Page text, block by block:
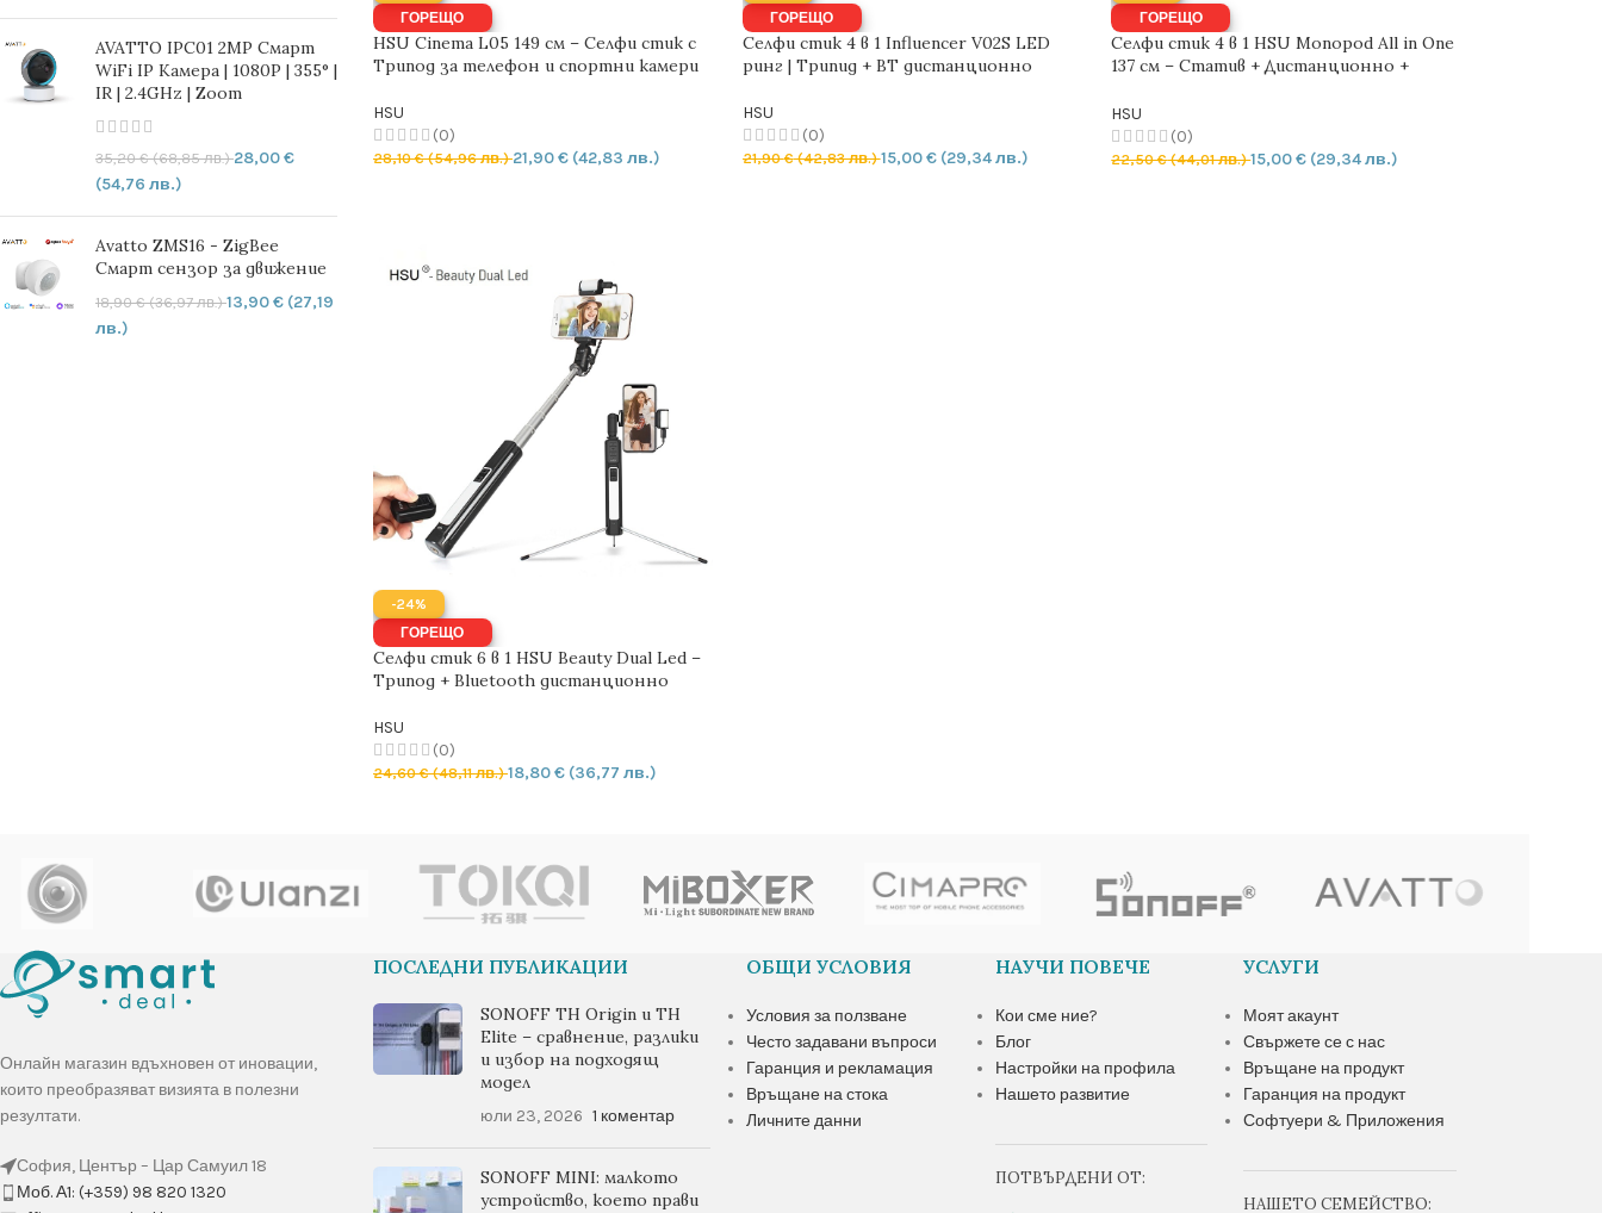
AVATTO IPC01 2MP Смарт
WiFi IP Камера | 1080P | 355° |
IR | 2.4GHz | Zoom
35,20€(68,85 лв.)28,00€
(54,76 лв.)
Avatto ZMS16 - ZigBee
Смарт сензор за движение
18,90€(36,97 лв.)13,90€ (27,19
лв.)
ГОРЕЩО
HSU Cinema L05 149 см – Селфи стик с
Трипод за телефон и спортни камери
HSU
(0)
28,10€(54,96 лв.)21,90€(42,83 лв.)
ГОРЕЩО
Селфи стик 4 в 1 Influencer V02S LED
ринг | Трипид + BT дистанционно
HSU
(0)
21,90€(42,83 лв.)15,00€(29,34 лв.)
ГОРЕЩО
Селфи стик 4 в 1 HSU Monopod All in One
137 см – Статив + Дистанционно +
HSU
(0)
22,50€(44,01 лв.)15,00€ (29,34 лв.)
-24%
ГОРЕЩО
Селфи стик 6 в 1 HSU Beauty Dual Led –
Tрипoд + Bluetooth дистанционно
HSU
(0)
24,60€(48,11 лв.)18,80€(36,77 лв.)
Онлайн магазин вдъхновен от иновации,
които преобразяват визията в полезни
резултати.
София, Център – Цар Самуил 18
Моб. А1: (+359) 98 820 1320
ПОСЛЕДНИ ПУБЛИКАЦИИ
SONOFF TH Origin и TH
Elite – сравнение, разлики
и избор на подходящ
модел
юли 23, 2026 1 коментар
SONOFF MINI: малкото
устройство, което прави
ОБЩИ УСЛОВИЯ
Условия за ползване
Често задавани въпроси
Гаранция и рекламация
Връщане на стока
Личните данни
НАУЧИ ПОВЕЧЕ
Кои сме ние?
Блог
Настройки на профила
Нашето развитие
ПОТВЪРДЕНИ ОТ:
УСЛУГИ
Моят акаунт
Свържете се с нас
Връщане на продукт
Гаранция на продукт
Софтуери & Приложения
НАШЕТО СЕМЕЙСТВО: